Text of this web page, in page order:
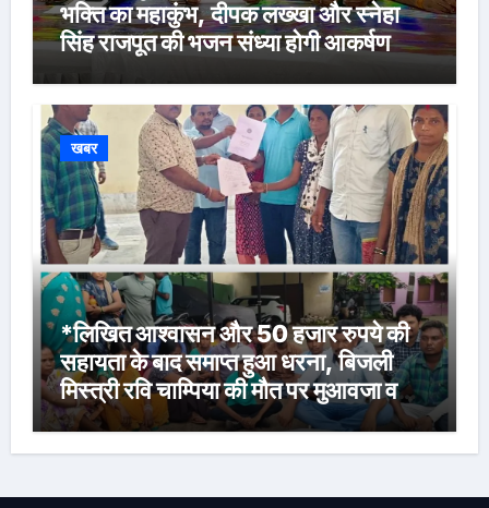
भक्ति का महाकुंभ, दीपक लख्खा और स्नेहा
सिंह राजपूत की भजन संध्या होगी आकर्षण
खबर
*लिखित आश्वासन और 50 हजार रुपये की
सहायता के बाद समाप्त हुआ धरना, बिजली
मिस्त्री रवि चाम्पिया की मौत पर मुआवजा व
नौकरी की मांग*